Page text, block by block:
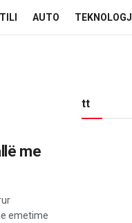
AUTO TEKNOLOGJI
me
emetime
tt